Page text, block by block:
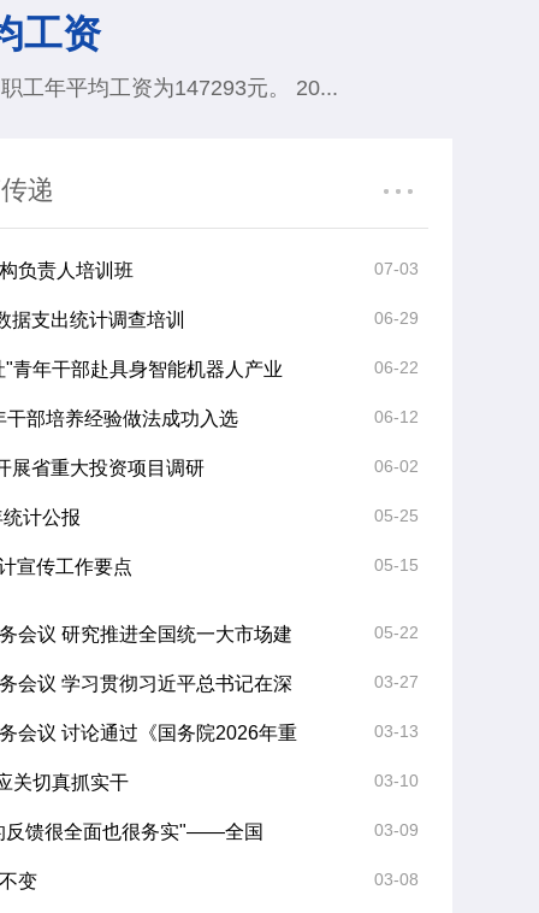
工资
工年平均工资为147293元。 20...
递
负责人培训班 07-03
据支出统计调查培训 06-29
青年干部赴具身智能机器人产业 06-22
部培养经验做法成功入选 06-12
展省重大投资项目调研 06-02
计公报 05-25
宣传工作要点 05-15
会议 研究推进全国统一大市场建 05-22
会议 学习贯彻习近平总书记在深 03-27
会议 讨论通过《国务院2026年重 03-13
关切真抓实干 03-10
反馈很全面也很务实"——全国 03-09
变 03-08